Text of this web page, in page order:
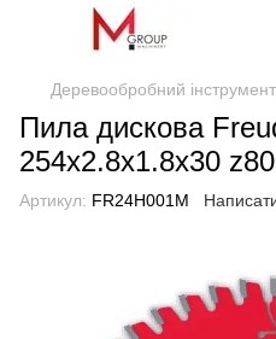
Деревообробний інструмент
Пила дискова
254x2.8x1.8x30 z80
Артикул: FR24H001M